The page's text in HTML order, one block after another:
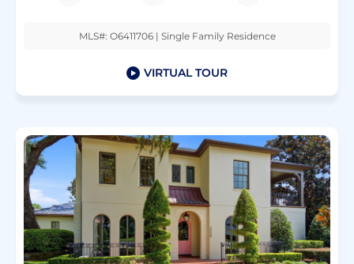
MLS#: O6411706 | Single Family Residence
VIRTUAL TOUR